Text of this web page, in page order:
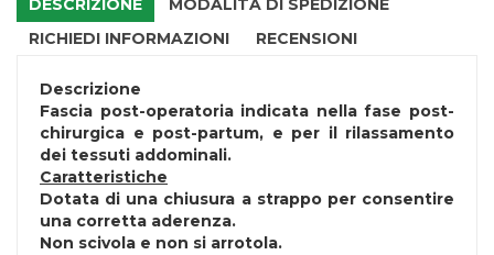
DESCRIZIONE
MODALITÀ DI SPEDIZIONE
RICHIEDI INFORMAZIONI
RECENSIONI
Descrizione
Fascia post-operatoria indicata nella fase post-
chirurgica e post-partum, e per il rilassamento
dei tessuti addominali.
Caratteristiche
Dotata di una chiusura a strappo per consentire
una corretta aderenza.
Non scivola e non si arrotola.